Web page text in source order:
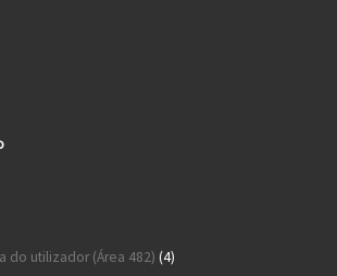
do utilizador (Área 482) 44 produtos